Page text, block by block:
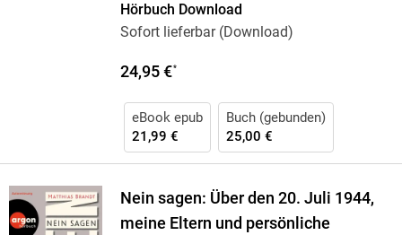
Hörbuch Download
Sofort lieferbar (Download)
24,95 €*
eBook epub
21,99 €
Buch (gebunden)
25,00 €
Nein sagen: Über den 20. Juli 1944,
meine Eltern und persönliche